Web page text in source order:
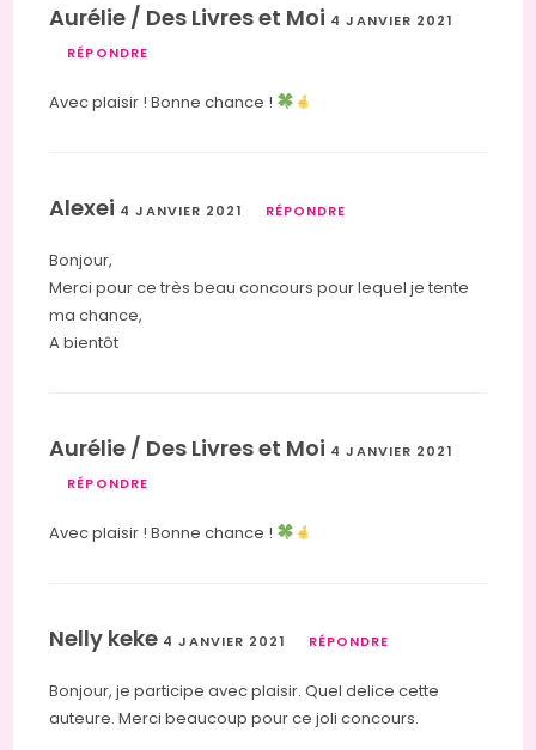
Aurélie / Des Livres et Moi 4 JANVIER 2021
RÉPONDRE
Avec plaisir ! Bonne chance !
Alexei 4 JANVIER 2021 RÉPONDRE
Bonjour,
Merci pour ce très beau concours pour lequel je tente
ma chance,
A bientôt
Aurélie / Des Livres et Moi 4 JANVIER 2021
RÉPONDRE
Avec plaisir ! Bonne chance !
Nelly keke 4 JANVIER 2021 RÉPONDRE
Bonjour, je participe avec plaisir. Quel delice cette
auteure. Merci beaucoup pour ce joli concours.